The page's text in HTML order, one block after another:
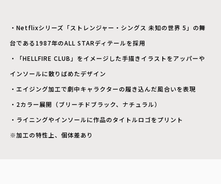
・Netflixシリーズ「ストレンジャー・シングス 未知の世界 5」の舞
台である1987年のALL STARディテールを採用
・「HELLFIRE CLUB」をイメージした手描きイラストをアッパーや
インソールに散りばめたデザイン
・エイジング加工で劇中キャラクターの履き込んだ風合いを表現
・2カラー展開（ブリーチドブラック、ナチュラル）
・ライニングやインソールに作品のタイトルロゴをプリント
※加工の特性上、個体差あり